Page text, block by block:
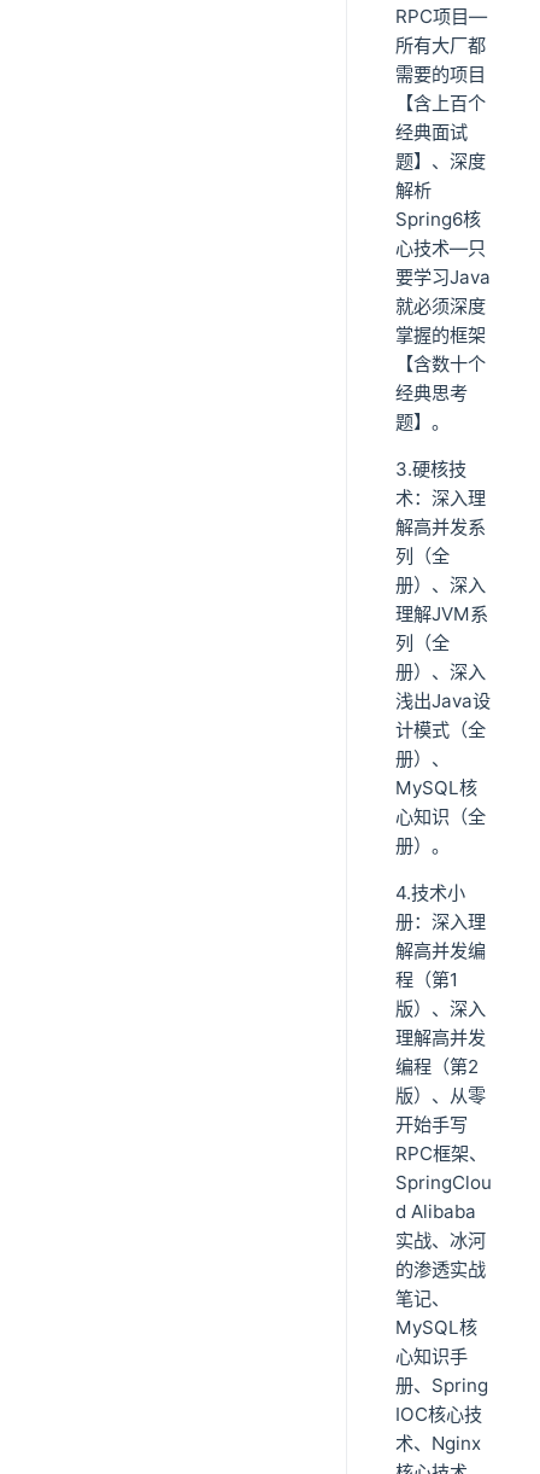
RPC项目—
所有大厂都
需要的项目
【含上百个
经典面试
题】、深度
解析
Spring6核
心技术—只
要学习Java
就必须深度
掌握的框架
【含数十个
经典思考
题】。
3.硬核技
术：深入理
解高并发系
列（全
册）、深入
理解JVM系
列（全
册）、深入
浅出Java设
计模式（全
册）、
MySQL核
心知识（全
册）。
4.技术小
册：深入理
解高并发编
程（第1
版）、深入
理解高并发
编程（第2
版）、从零
开始手写
RPC框架、
SpringClou
d Alibaba
实战、冰河
的渗透实战
笔记、
MySQL核
心知识手
册、Spring
IOC核心技
术、Nginx